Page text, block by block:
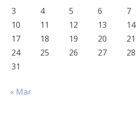
3
4 5 6 7
10
11 12 13 14
17
18 19 20 21
24
25 26 27 28
31
« Mar